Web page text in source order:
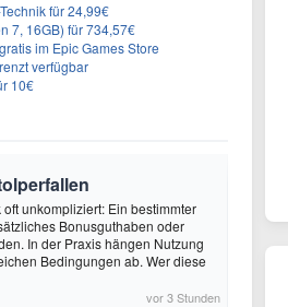
für 24,99€
7, 16GB) für 734,57€
im Epic Games Store
verfügbar
10€
unkompliziert: Ein bestimmter
Bonusguthaben oder
In der Praxis hängen Nutzung
Bedingungen ab. Wer diese
vor 3 Stunden